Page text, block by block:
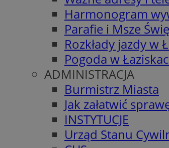
Harmonogram
Parafie i Msze
Rozkłady jazdy w
Pogoda w
ADMINISTRACJA
Burmistrz Miasta
Jak załatwić
INSTYTUCJE
Urząd Stanu